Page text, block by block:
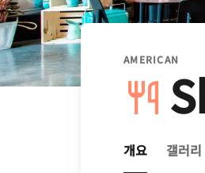
AMERICAN
개요 갤러리